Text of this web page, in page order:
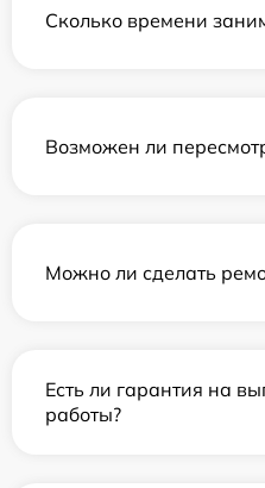
Сколько времени
Возможен ли
Можно ли сделать
Есть ли гарантия на
работы?